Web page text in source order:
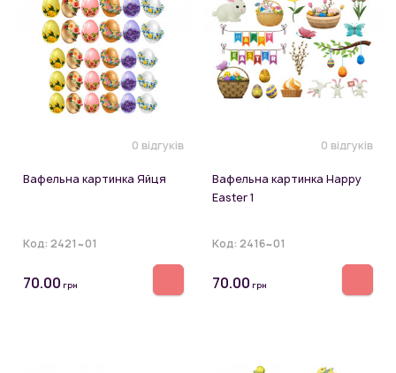
0 відгуків
Вафельна картинка Яйця
Код: 2421~01
70.00 грн
0 відгуків
Вафельна картинка Happy
Easter 1
Код: 2416~01
70.00 грн